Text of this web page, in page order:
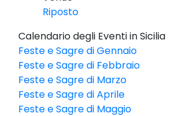
Riposto
Calendario degli Eventi in Sicilia
Feste e Sagre di Gennaio
Feste e Sagre di Febbraio
Feste e Sagre di Marzo
Feste e Sagre di Aprile
Feste e Sagre di Maggio